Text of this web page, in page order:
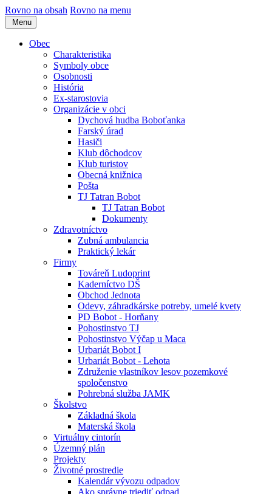
Rovno na obsah Rovno na menu
Menu
Obec
Charakteristika
Symboly obce
Osobnosti
História
Ex-starostovia
Organizácie v obci
Dychová hudba Boboťanka
Farský úrad
Hasiči
Klub dôchodcov
Klub turistov
Obecná knižnica
Pošta
TJ Tatran Bobot
TJ Tatran Bobot
Dokumenty
Zdravotníctvo
Zubná ambulancia
Praktický lekár
Firmy
Továreň Ludoprint
Kaderníctvo DŠ
Obchod Jednota
Odevy, záhradkárske potreby, umelé kvety
PD Bobot - Horňany
Pohostinstvo TJ
Pohostinstvo Výčap u Maca
Urbariát Bobot I
Urbariát Bobot - Lehota
Združenie vlastníkov lesov pozemkové
spoločenstvo
Pohrebná služba JAMK
Školstvo
Základná škola
Materská škola
Virtuálny cintorín
Územný plán
Projekty
Životné prostredie
Kalendár vývozu odpadov
Ako správne triediť odpad